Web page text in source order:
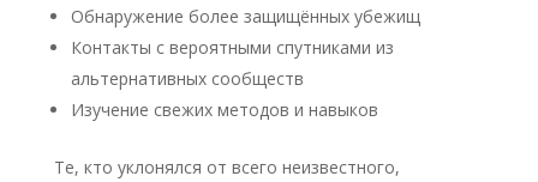
Обнаружение более защищённых убежищ
Контакты с вероятными спутниками из
альтернативных сообществ
Изучение свежих методов и навыков
Те, кто уклонялся от всего неизвестного,